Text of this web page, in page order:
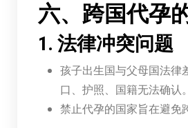
六、跨国代孕
1. 法律冲突问题
孩子出生国与父母国法律
口、护照、国籍无法确认。
禁止代孕的国家旨在避免